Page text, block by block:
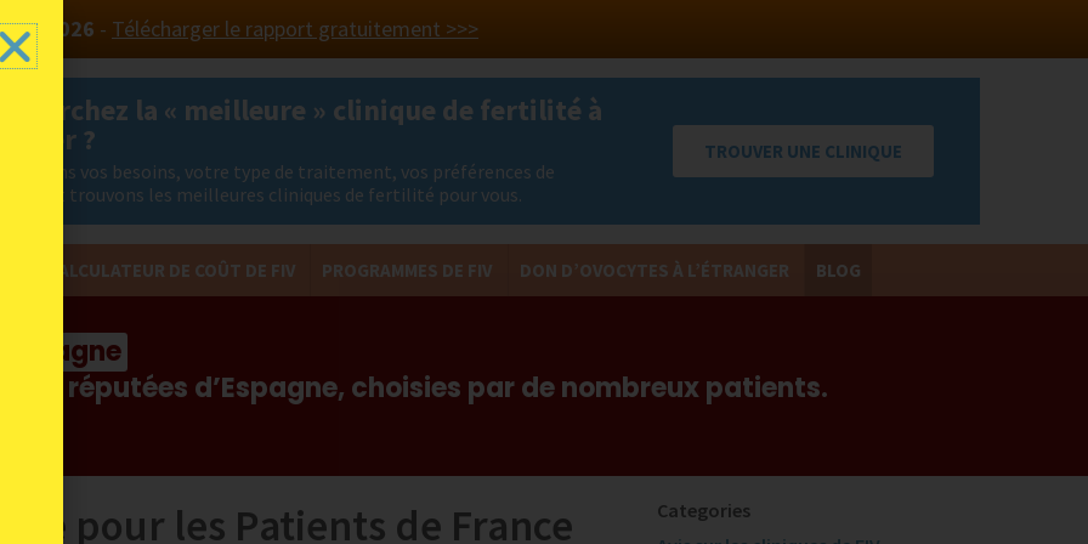
2026 - Télécharger le rapport gratuitement >>>
cherchez la « meilleure » clinique de fertilité à
?
analysons vos besoins, votre type de traitement, vos préférences de
et trouvons les meilleures cliniques de fertilité pour vous.
TROUVER UNE CLINIQUE
CALCULATEUR DE COÛT DE FIV PROGRAMMES DE FIV DON D’OVOCYTES À L’ÉTRANGER BLOG
Espagne
plus réputées d’Espagne, choisies par de nombreux patients.
pour les Patients de France
Categories